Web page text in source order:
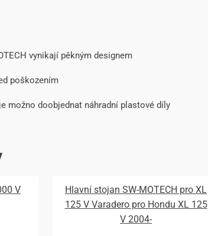
vynikají pěkným designem
poškozením
možno doobjednat náhradní plastové díly
V
Hlavní stojan SW-MOTECH pro XL
125 V Varadero pro Hondu XL 125
V 2004-